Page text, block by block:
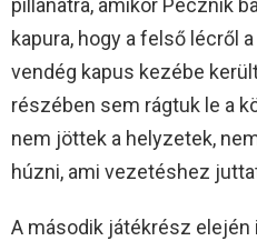
pillanatra, amikor Pecznik
kapura, hogy a felső lécről
vendég kapus kezébe
részében sem rágtuk le a
nem jöttek a helyzetek,
húzni, ami vezetéshez
A második játékrész